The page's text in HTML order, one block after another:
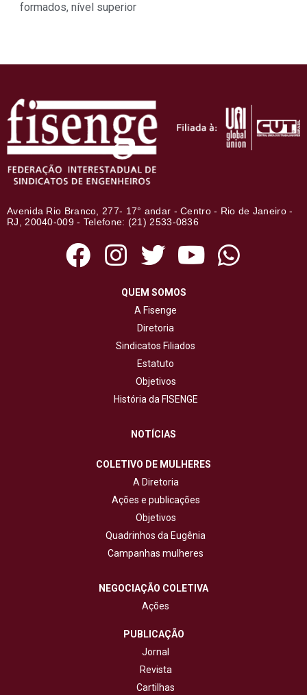
formados, nível superior
Avenida Rio Branco, 277- 17° andar - Centro - Rio de Janeiro -
RJ, 20040-009 - Telefone: (21) 2533-0836
QUEM SOMOS
A Fisenge
Diretoria
Sindicatos Filiados
Estatuto
Objetivos
História da FISENGE
NOTÍCIAS
COLETIVO DE MULHERES
A Diretoria
Ações e publicações
Objetivos
Quadrinhos da Eugênia
Campanhas mulheres
NEGOCIAÇÃO COLETIVA
Ações
PUBLICAÇÃO
Jornal
Revista
Cartilhas